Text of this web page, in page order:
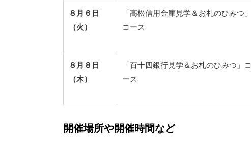
８月６日
（火）
「高松信用金庫見学＆お札のひみつ」
コース
８月８日
（木）
「百十四銀行見学＆お札のひみつ」コ
ース
開催場所や開催時間など